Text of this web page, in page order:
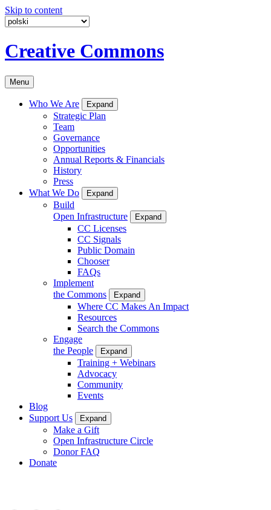
Skip to content
Creative Commons
Menu
Who We Are Expand
Strategic Plan
Team
Governance
Opportunities
Annual Reports & Financials
History
Press
What We Do
Expand
Build
Open Infrastructure
Expand
CC Licenses
CC Signals
Public Domain
Chooser
FAQs
Implement
the Commons
Expand
Where CC Makes An Impact
Resources
Search the Commons
Engage
the People
Expand
Training + Webinars
Advocacy
Community
Events
Blog
Support Us
Expand
Make a Gift
Open Infrastructure Circle
Donor FAQ
Donate